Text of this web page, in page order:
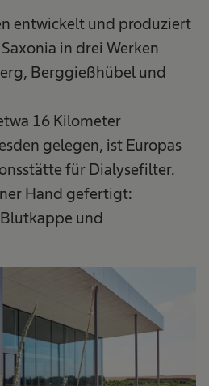
entwickelt und produziert
in drei Werken
Berggießhübel und
16 Kilometer
gelegen, ist Europas
für Dialysefilter.
Hand gefertigt:
und